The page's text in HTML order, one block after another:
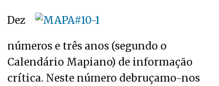
Dez
números e três anos (segundo o
Calendário Mapiano) de informação
crítica. Neste número debruçamo-nos